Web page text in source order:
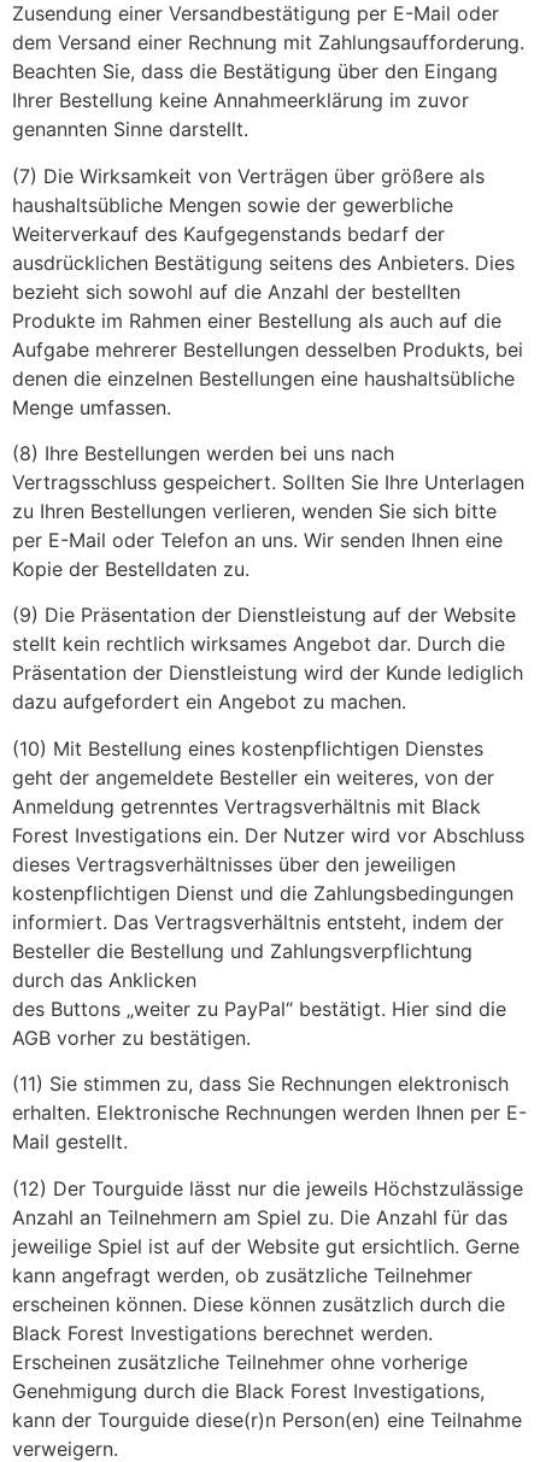
Zusendung einer Versandbestätigung per E-Mail oder
dem Versand einer Rechnung mit Zahlungsaufforderung.
Beachten Sie, dass die Bestätigung über den Eingang
Ihrer Bestellung keine Annahmeerklärung im zuvor
genannten Sinne darstellt.
(7) Die Wirksamkeit von Verträgen über größere als
haushaltsübliche Mengen sowie der gewerbliche
Weiterverkauf des Kaufgegenstands bedarf der
ausdrücklichen Bestätigung seitens des Anbieters. Dies
bezieht sich sowohl auf die Anzahl der bestellten
Produkte im Rahmen einer Bestellung als auch auf die
Aufgabe mehrerer Bestellungen desselben Produkts, bei
denen die einzelnen Bestellungen eine haushaltsübliche
Menge umfassen.
(8) Ihre Bestellungen werden bei uns nach
Vertragsschluss gespeichert. Sollten Sie Ihre Unterlagen
zu Ihren Bestellungen verlieren, wenden Sie sich bitte
per E-Mail oder Telefon an uns. Wir senden Ihnen eine
Kopie der Bestelldaten zu.
(9) Die Präsentation der Dienstleistung auf der Website
stellt kein rechtlich wirksames Angebot dar. Durch die
Präsentation der Dienstleistung wird der Kunde lediglich
dazu aufgefordert ein Angebot zu machen.
(10) Mit Bestellung eines kostenpflichtigen Dienstes
geht der angemeldete Besteller ein weiteres, von der
Anmeldung getrenntes Vertragsverhältnis mit Black
Forest Investigations ein. Der Nutzer wird vor Abschluss
dieses Vertragsverhältnisses über den jeweiligen
kostenpflichtigen Dienst und die Zahlungsbedingungen
informiert. Das Vertragsverhältnis entsteht, indem der
Besteller die Bestellung und Zahlungsverpflichtung
durch das Anklicken
des Buttons „weiter zu PayPal“ bestätigt. Hier sind die
AGB vorher zu bestätigen.
(11) Sie stimmen zu, dass Sie Rechnungen elektronisch
erhalten. Elektronische Rechnungen werden Ihnen per E-
Mail gestellt.
(12) Der Tourguide lässt nur die jeweils Höchstzulässige
Anzahl an Teilnehmern am Spiel zu. Die Anzahl für das
jeweilige Spiel ist auf der Website gut ersichtlich. Gerne
kann angefragt werden, ob zusätzliche Teilnehmer
erscheinen können. Diese können zusätzlich durch die
Black Forest Investigations berechnet werden.
Erscheinen zusätzliche Teilnehmer ohne vorherige
Genehmigung durch die Black Forest Investigations,
kann der Tourguide diese(r)n Person(en) eine Teilnahme
verweigern.